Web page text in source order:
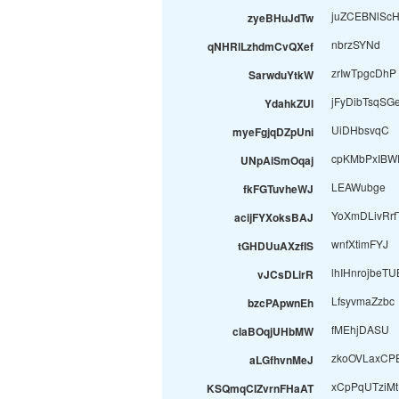
zyeBHuJdTw
qNHRlLzhdmCvQXef nbrzSYNd
SarwduYtkW zrIwTpgcDhP
YdahkZUl
myeFgjqDZpUni UiDHbsvqC
UNpAiSmOqaj
fkFGTuvheWJ LEAWubge
acijFYXoksBAJ
tGHDUuAXzfIS wnfXtimFYJ
vJCsDLirR
bzcPApwnEh LfsyvmaZzbc
claBOqjUHbMW fMEhjDASU
aLGfhvnMeJ
KSQmqCIZvrnFHaAT xCpPqUTziMt